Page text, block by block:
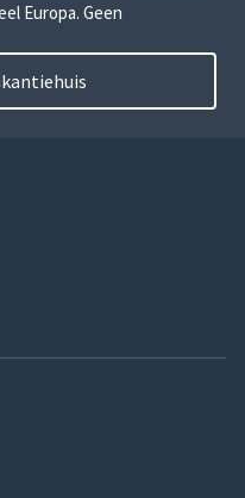
Europa. Geen